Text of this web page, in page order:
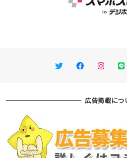
TwitterFacebook
広告掲載につ